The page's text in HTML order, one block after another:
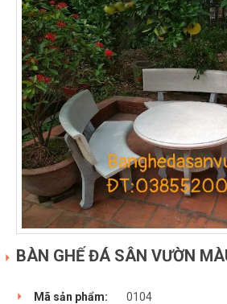
BÀN GHẾ ĐÁ SÂN VƯỜN
Mã sản phẩm: 0104